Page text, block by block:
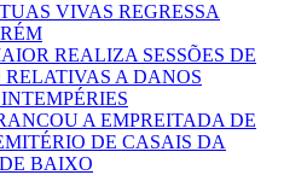
VIVAS REGRESSA
REALIZA SESSÕES DE
A DANOS
A EMPREITADA DE
DE CASAIS DA
BAIXO